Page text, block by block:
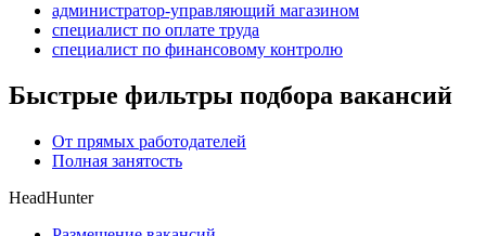
администратор-управляющий магазином
специалист по оплате труда
специалист по финансовому контролю
Быстрые фильтры подбора вакансий
От прямых работодателей
Полная занятость
HeadHunter